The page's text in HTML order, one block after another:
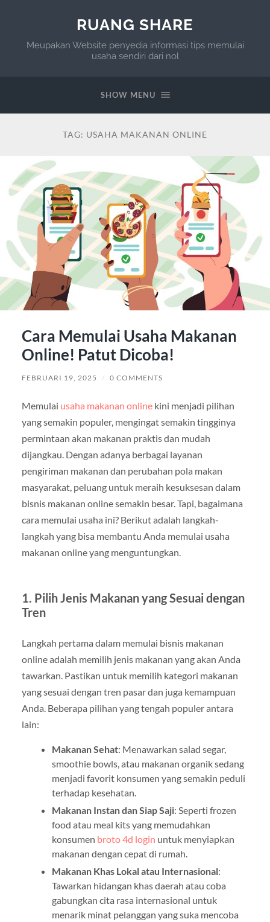
RUANG SHARE
Meupakan Website penyedia informasi tips memulai
usaha sendiri dari nol
SHOW MENU
TAG: USAHA MAKANAN ONLINE
Cara Memulai Usaha Makanan
Online! Patut Dicoba!
FEBRUARI 19, 2025 / 0 COMMENTS
Memulai usaha makanan onlinekini menjadi pilihan
yang semakin populer, mengingat semakin tingginya
permintaan akan makanan praktis dan mudah
dijangkau. Dengan adanya berbagai layanan
pengiriman makanan dan perubahan pola makan
masyarakat, peluang untuk meraih kesuksesan dalam
bisnis makanan online semakin besar. Tapi, bagaimana
cara memulai usaha ini? Berikut adalah langkah-
langkah yang bisa membantu Anda memulai usaha
makanan online yang menguntungkan.
1. Pilih Jenis Makanan yang Sesuai dengan
Tren
Langkah pertama dalam memulai bisnis makanan
online adalah memilih jenis makanan yang akan Anda
tawarkan. Pastikan untuk memilih kategori makanan
yang sesuai dengan tren pasar dan juga kemampuan
Anda. Beberapa pilihan yang tengah populer antara
lain:
Makanan Sehat: Menawarkan salad segar,
smoothie bowls, atau makanan organik sedang
menjadi favorit konsumen yang semakin peduli
terhadap kesehatan.
Makanan Instan dan Siap Saji: Seperti frozen
food atau meal kits yang memudahkan
konsumen broto 4d login untuk menyiapkan
makanan dengan cepat di rumah.
Makanan Khas Lokal atau Internasional:
Tawarkan hidangan khas daerah atau coba
gabungkan cita rasa internasional untuk
menarik minat pelanggan yang suka mencoba